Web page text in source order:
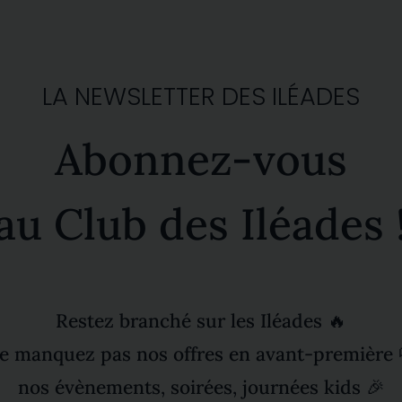
LA NEWSLETTER DES ILÉADES
Abonnez-vous
Club des Iléades
Restez branché sur les Iléades 🔥
manquez pas nos offres en avant-première
nos évènements, soirées, journées kids 🎉